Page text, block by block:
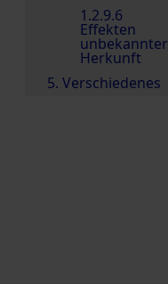
1.2.9.6
Effekten
unbekannter
Herkunft
5. Verschiedenes